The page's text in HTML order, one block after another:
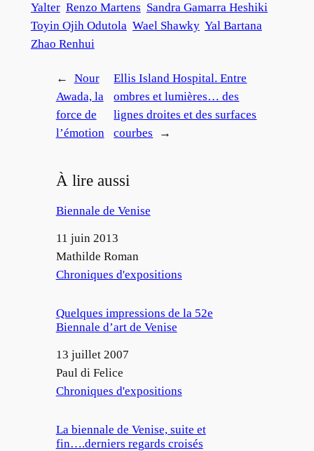
Yalter Renzo Martens Sandra Gamarra Heshiki
Toyin Ojih Odutola Wael Shawky Yal Bartana
Zhao Renhui
←
Nour
Awada, la
force de
l’émotion
Ellis Island Hospital. Entre
ombres et lumières… des
lignes droites et des surfaces
courbes
→
À lire aussi
Biennale de Venise
Date
11 juin 2013
Auteur
Mathilde Roman
Par rapport à
Chroniques d'expositions
Quelques impressions de la 52e
Biennale d’art de Venise
Date
13 juillet 2007
Auteur
Paul di Felice
Par rapport à
Chroniques d'expositions
La biennale de Venise, suite et
fin….derniers regards croisés